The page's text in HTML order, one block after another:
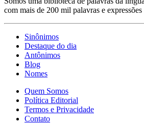
com mais de 200 mil palavras e expressões
Sinônimos
Destaque do dia
Antônimos
Blog
Nomes
Quem Somos
Política Editorial
Termos e Privacidade
Contato